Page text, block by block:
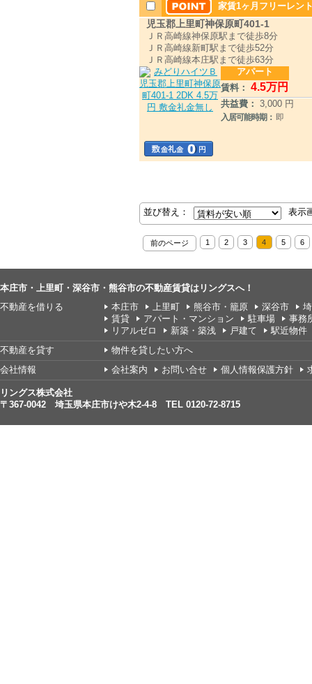
家賃1ヶ月フリーレン
児玉郡上里町神保原町401-1
ＪＲ高崎線神保原駅まで徒歩8分
ＪＲ高崎線新町駅まで徒歩52分
ＪＲ高崎線本庄駅まで徒歩63分
アパート
賃料： 4.5万円
共益費： 3,000 円
入居可能時期： 即
並び替え： 表示
前のページ 1 2 3 4 5 6
本庄市・上里町・深谷市・熊谷市の不動産賃貸はリングスへ！
不動産を借りる
本庄市 上里町 熊谷市・籠原 深谷市
賃貸
アパート・マンション 駐車場
事務
リアルゼロ
新築・築浅 戸建て
駅近物件
不動産を貸す
物件を貸したい方へ
会社情報
会社案内 お問い合せ 個人情報保護方針
リングス株式会社
〒367-0042 埼玉県本庄市けや木2-4-8 TEL 0120-72-8715